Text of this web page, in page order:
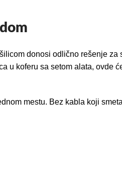
donosi odlično rešenje
koferu sa setom alata, ovde
mestu. Bez kabla koji